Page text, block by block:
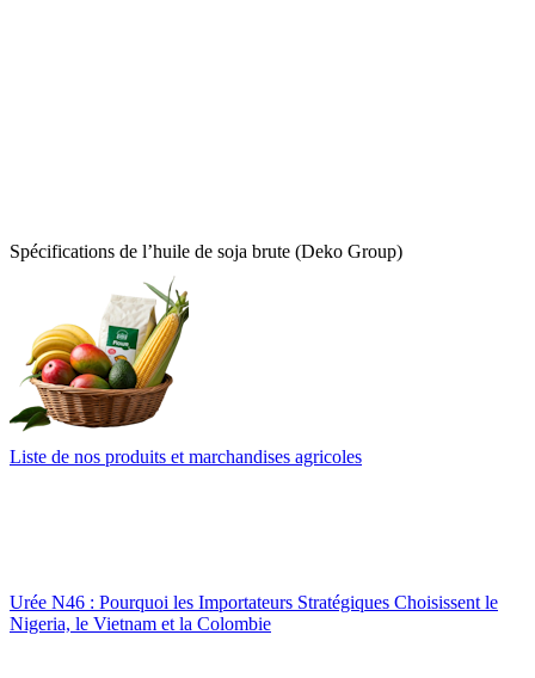
Spécifications de l’huile de soja brute (Deko Group)
Liste de nos produits et marchandises agricoles
Urée N46 : Pourquoi les Importateurs Stratégiques Choisissent le
Nigeria, le Vietnam et la Colombie